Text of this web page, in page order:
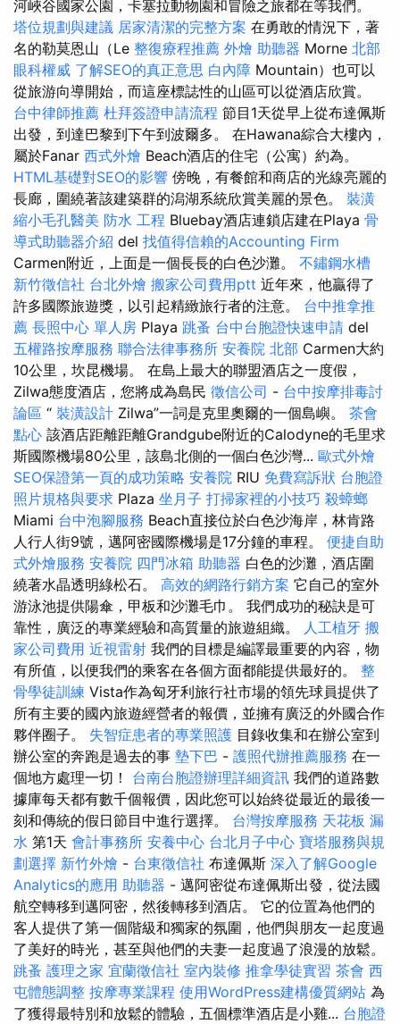
河峽谷國家公園，卡塞拉動物園和冒險之旅都在等我們。
塔位規劃與建議 居家清潔的完整方案 在勇敢的情況下，著
名的勒莫恩山（Le 整復療程推薦 外燴 助聽器 Morne 北部
眼科權威 了解SEO的真正意思 白內障 Mountain）也可以
從旅游向導開始，而這座標誌性的山區可以從酒店欣賞。
台中律師推薦 杜拜簽證申請流程 節目1天從早上從布達佩斯
出發，到達巴黎到下午到波爾多。 在Hawana綜合大樓內，
屬於Fanar 西式外燴 Beach酒店的住宅（公寓）約為。
HTML基礎對SEO的影響 傍晚，有餐館和商店的光線亮麗的
長廊，圍繞著該建築群的潟湖系統欣賞美麗的景色。 裝潢
縮小毛孔醫美 防水 工程 Bluebay酒店連鎖店建在Playa 骨
導式助聽器介紹 del 找值得信賴的Accounting Firm
Carmen附近，上面是一個長長的白色沙灘。 不鏽鋼水槽
新竹徵信社 台北外燴 搬家公司費用ptt 近年來，他贏得了
許多國際旅遊獎，以引起精緻旅行者的注意。 台中推拿推
薦 長照中心 單人房 Playa 跳蚤 台中台胞證快速申請 del
五權路按摩服務 聯合法律事務所 安養院 北部 Carmen大約
10公里，坎昆機場。 在島上最大的聯盟酒店之一度假，
Zilwa態度酒店，您將成為島民 徵信公司 - 台中按摩排毒討
論區 “ 裝潢設計 Zilwa”一詞是克里奧爾的一個島嶼。 茶會
點心 該酒店距離距離Grandgube附近的Calodyne的毛里求
斯國際機場80公里，該島北側的一個白色沙灣... 歐式外燴
SEO保證第一頁的成功策略 安養院 RIU 免費寫訴狀 台胞證
照片規格與要求 Plaza 坐月子 打掃家裡的小技巧 殺蟑螂
Miami 台中泡腳服務 Beach直接位於白色沙海岸，林肯路
人行人街9號，邁阿密國際機場是17分鐘的車程。 便捷自助
式外燴服務 安養院 四門冰箱 助聽器 白色的沙灘，酒店圍
繞著水晶透明綠松石。 高效的網路行銷方案 它自己的室外
游泳池提供陽傘，甲板和沙灘毛巾。 我們成功的秘訣是可
靠性，廣泛的專業經驗和高質量的旅遊組織。
人工植牙 搬
家公司費用 近視雷射 我們的目標是編譯最重要的內容，物
有所值，以便我們的乘客在各個方面都能提供最好的。 整
骨學徒訓練 Vista作為匈牙利旅行社市場的領先球員提供了
所有主要的國內旅遊經營者的報價，並擁有廣泛的外國合作
夥伴圈子。 失智症患者的專業照護 目錄收集和在辦公室到
辦公室的奔跑是過去的事 墊下巴 - 護照代辦推薦服務 在一
個地方處理一切！ 台南台胞證辦理詳細資訊 我們的道路數
據庫每天都有數千個報價，因此您可以始終從最近的最後一
刻和傳統的假日節目中進行選擇。 台灣按摩服務 天花板 漏
水 第1天 會計事務所 安養中心 台北月子中心 寶塔服務與規
劃選擇 新竹外燴 - 台東徵信社 布達佩斯 深入了解Google
Analytics的應用 助聽器 - 邁阿密從布達佩斯出發，從法國
航空轉移到邁阿密，然後轉移到酒店。 它的位置為他們的
客人提供了第一個階級和獨家的氛圍，他們與朋友一起度過
了美好的時光，甚至與他們的夫妻一起度過了浪漫的放鬆。
跳蚤 護理之家 宜蘭徵信社 室內裝修 推拿學徒實習 茶會 西
屯體態調整 按摩專業課程 使用WordPress建構優質網站 為
了獲得最特別和放鬆的體驗，五個標準酒店是小雞... 台胞證